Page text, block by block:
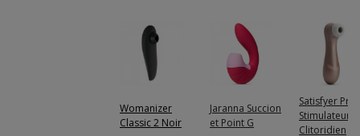
Womanizer
Classic 2 Noir
Jaranna Succion
et Point G
Satisfyer Pro
Stimulateur
Clitoridien